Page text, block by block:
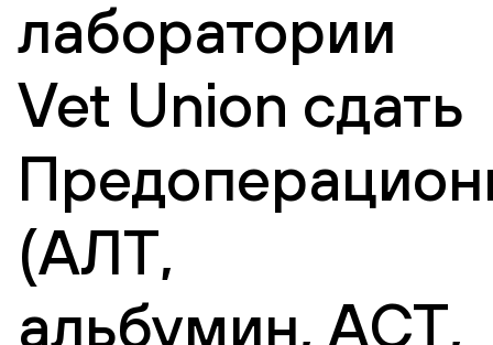
лаборатории
Vet Union сдать
(АЛТ,
альбумин, АСТ,